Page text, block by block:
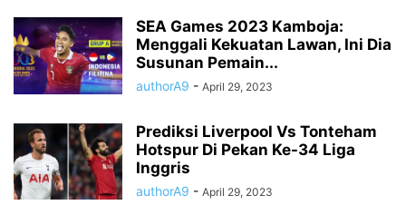
SEA Games 2023 Kamboja:
Menggali Kekuatan Lawan, Ini Dia
Susunan Pemain...
authorA9 - April 29, 2023
Prediksi Liverpool Vs Tonteham
Hotspur Di Pekan Ke-34 Liga
Inggris
authorA9 - April 29, 2023